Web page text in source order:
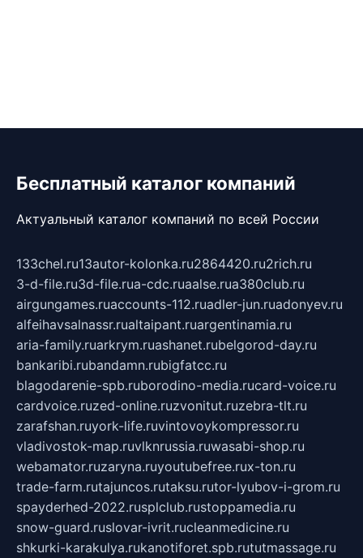
Бесплатный каталог компаний
Актуальный каталог компаний по всей России
133chel.ru13autor-kolonka.ru2864420.ru2rich.ru
3-d-file.ru3d-file.rua-cdc.ruaalse.rua380club.ru
airgungames.ruaccounts-112.ruadler-jun.ruadonyev.ru
alfeihavsalnassr.rualtaipant.ruargentinamia.ru
aria-family.ruarkrym.ruashanet.rubelgorod-day.ru
bankaribi.rubandamn.rubigfatcc.ru
blagodarenie-spb.ruborodino-media.rucard-voice.ru
cardvoice.ruzed-online.ruzvonitut.ruzebra-tlt.ru
zarafshan.ruyork-life.ruvintovoykompressor.ru
vladivostok-map.ruvlknrussia.ruwasabi-shop.ru
webamator.ruzaryna.ruyoutubefree.rux-ton.ru
trade-farm.rutajuncos.rutaksu.rutor-lyubov-i-grom.ru
spayderhed-2022.rusplclub.rustoppamedia.ru
snow-guard.ruslovar-ivrit.rucleanmedicine.ru
shkurki-karakulya.rukanotiforet.spb.rututmassage.ru